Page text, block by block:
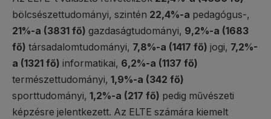
bölcsészettudományi, szintén 22,4%-a pedagógus-,
21%-a (3831 fő) gazdaságtudományi, 9,2%-a (1683
fő) társadalomtudományi, 7,8%-a (1417 fő) jogi, 7,2%-
a (1321 fő) informatikai, 6,2%-a (1137 fő)
természettudományi, 1,9%-a (342 fő)
sporttudományi, 1,2%-a (217 fő) pedig művészeti
képzésre jelentkezett. Az ELTE számára kiemelt